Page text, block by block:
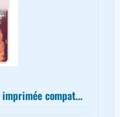
compat...